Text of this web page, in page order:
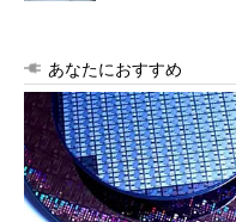
あなたにおすすめ